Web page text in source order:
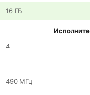
16 ГБ
4
490 МГц